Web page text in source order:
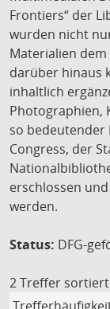
Frontiers“ der
wurden nicht
Materialien
darüber hinaus
inhaltlich
Photographien,
so bedeutender
Congress, der
erschlossen
werden.
Status: DFG-
2 Treffer